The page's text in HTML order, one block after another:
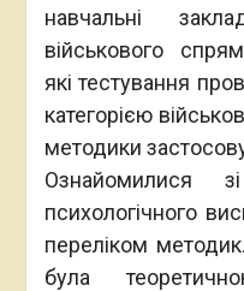
навчальні
військового
які тестування
категорією
методики
Ознайомилися
психологічного
переліком
була